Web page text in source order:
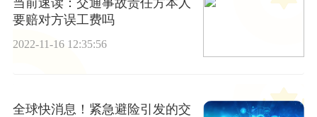
要赔对方误工费吗
2022-11-16 12:35:56
全球快消息！紧急避险引发的交